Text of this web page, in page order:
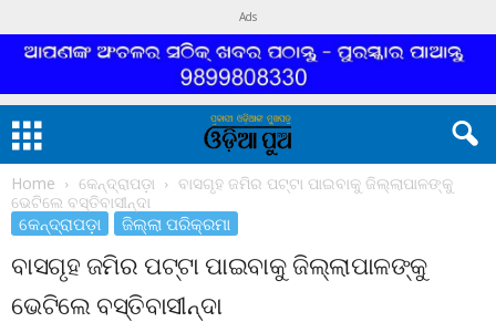
Ads
Home କେନ୍ଦ୍ରାପଡ଼ା
ବାସଗୃହ ଜମିର ପଟ୍ଟା ପାଇବାକୁ ଜିଲ୍ଲାପାଳଙ୍କୁ
ଭେଟିଲେ ବସ୍ତିବାସୀନ୍ଦା
କେନ୍ଦ୍ରାପଡ଼ା ଜିଲ୍ଲା ପରିକ୍ରମା
ବାସଗୃହ ଜମିର ପଟ୍ଟା ପାଇବାକୁ ଜିଲ୍ଲାପାଳଙ୍କୁ
ଭେଟିଲେ ବସ୍ତିବାସୀନ୍ଦା